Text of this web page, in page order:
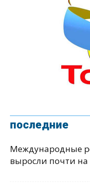
последние
Международные
выросли почти на